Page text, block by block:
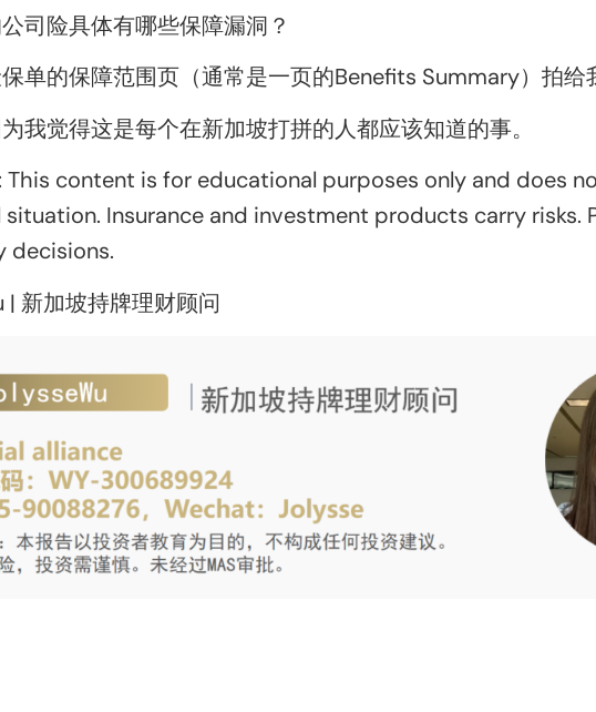
司险具体有哪些保障漏洞？
单的保障范围页（通常是一页的Benefits Summary）拍给
我觉得这是每个在新加坡打拼的人都应该知道的事。
This content is for educational purposes only and does
situation. Insurance and investment products carry risks.
decisions.
| 新加坡持牌理财顾问